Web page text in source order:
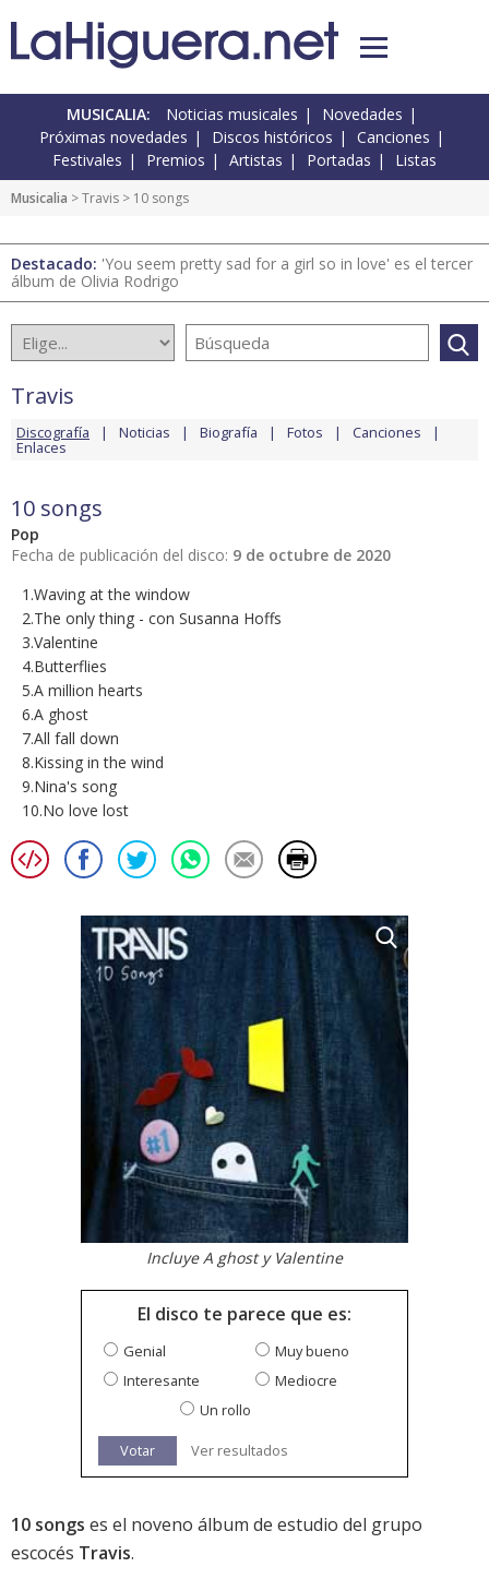
MUSICALIA: Noticias musicales
Novedades
Próximas novedades
Discos históricos
Canciones
Festivales
Premios Artistas Portadas Listas
Musicalia >Travis > 10 songs
Destacado: 'You seem pretty sad for a girl so in love' es el tercer
álbum de Olivia Rodrigo
Travis
Discografía Noticias Biografía Fotos Canciones
Enlaces
10 songs
Pop
Fecha de publicación del disco: 9 de octubre de 2020
1.Waving at the window
2.The only thing - con Susanna Hoffs
3.Valentine
4.Butterflies
5.A million hearts
6.A ghost
7.All fall down
8.Kissing in the wind
9.Nina's song
10.No love lost
Incluye A ghost y Valentine
El disco te parece que es:
Genial
Muy bueno
Interesante
Mediocre
Un rollo
Votar Ver resultados
10 songs es el noveno álbum de estudio del grupo
escocés Travis.